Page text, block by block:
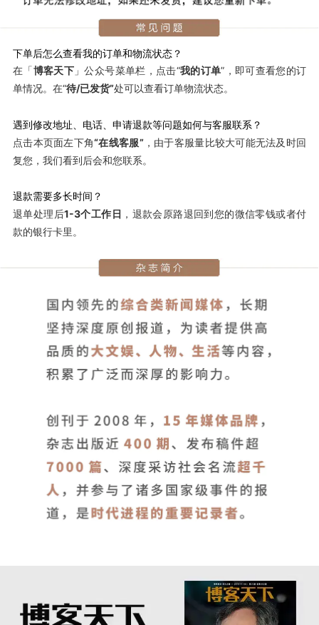
下单后怎么查看我的订单和物流状态？
在 「博客天下 」公众号菜单栏，点击“我的订单”，即可查看您的订
单情况。在“待/已发货”处可以查看订单物流状态。
遇到修改地址、电话、申请退款等问题如何与客服联系？
点击本页面左下角“在线客服” ，由于客服量比较大可能无法及时回
复您，我们看到后会和您联系。
退款需要多长时间？
退单处理后1-3个工作日 ，退款会原路退回到您的微信零钱或者付
款的银行卡里。